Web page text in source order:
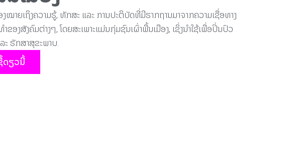
ງໝາຍເຖິງຄວາມຮູ້, ທັກສະ ແລະ ການປະຕິບັດທີ່ມີຮາກຖານມາຈາກຄວາມເຊື່ອທາງ
ຂອງສັງຄົມຕ່າງໆ, ໂດຍສະເພາະແມ່ນກຸ່ມຊົນເຜົ່າພື້ນເມືອງ, ເຊິ່ງນຳໃຊ້ເພື່ອປິ່ນປົວ
ະ ຮັກສາສຸຂະພາບ.
ດຽວນີ້